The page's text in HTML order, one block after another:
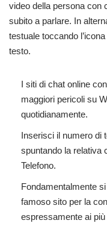
video della persona con
subito a parlare. In
testuale toccando
testo.
I siti di chat online
maggiori pericoli su
quotidianamente.
Inserisci il numero di
spuntando la relativa
Telefono.
Fondamentalmente
famoso sito per la
espressamente ai più